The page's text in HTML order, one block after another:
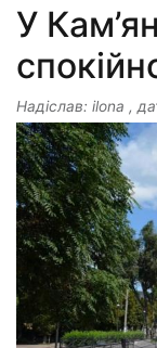
У
Надіслав: ilona ,